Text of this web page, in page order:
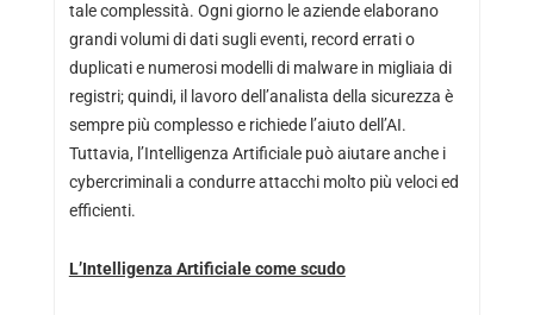
tale complessità. Ogni giorno le aziende elaborano
grandi volumi di dati sugli eventi, record errati o
duplicati e numerosi modelli di malware in migliaia di
registri; quindi, il lavoro dell’analista della sicurezza è
sempre più complesso e richiede l’aiuto dell’AI.
Tuttavia, l’Intelligenza Artificiale può aiutare anche i
cybercriminali a condurre attacchi molto più veloci ed
efficienti.
L’Intelligenza Artificiale come scudo